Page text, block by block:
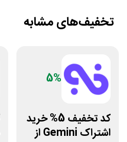
تخفیف‌های مشابه
5%
کد تخفیف 5% خرید
اشتراک Gemini از